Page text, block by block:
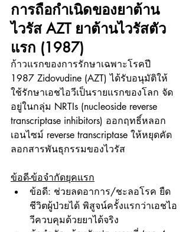
การถือกำเนิดของยาต้าน
ไวรัส AZT ยาต้านไวรัสตัว
แรก (1987)
ก้าวแรกของการรักษาเฉพาะโรคปี
1987 Zidovudine (AZT) ได้รับอนุมัติให้
ใช้รักษาเอชไอวีเป็นรายแรกของโลก จัด
อยู่ในกลุ่ม NRTIs (nucleoside reverse
transcriptase inhibitors) ออกฤทธิ์หลอก
เอนไซม์ reverse transcriptase ให้หยุดคัด
ลอกสารพันธุกรรมของไวรัส
ข้อดี-ข้อจำกัดยุคแรก
ข้อดี: ช่วยลดอาการ/ชะลอโรค ยืด
ชีวิตผู้ป่วยได้ พิสูจน์ครั้งแรกว่าเอชไอ
วีควบคุมด้วยยาได้จริง